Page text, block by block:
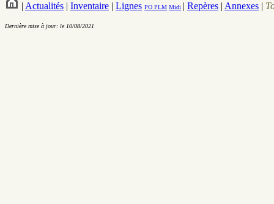
| Actualités | Inventaire | Lignes PO PLM Midi | Repères | Annexes |
Dernière mise à jour: le 10/08/2021